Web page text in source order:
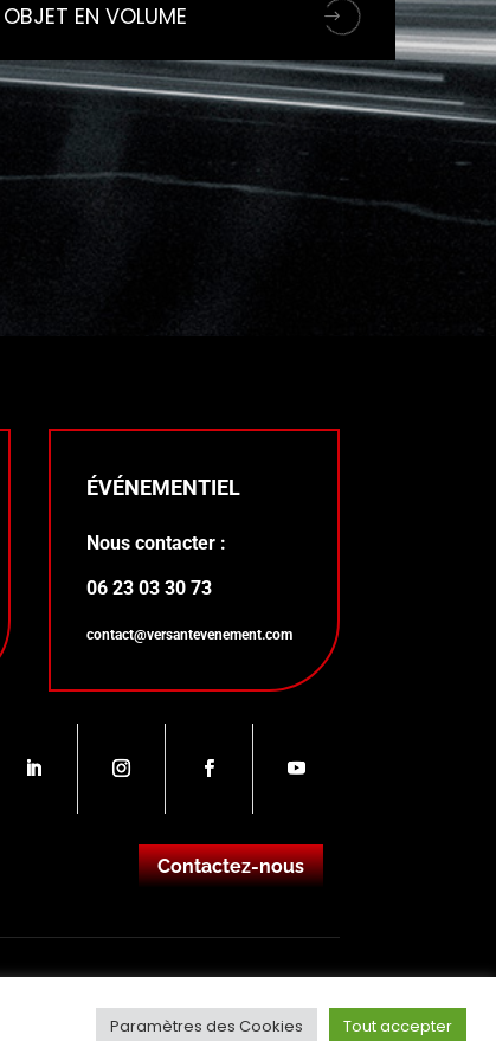
OBJET EN VOLUME
ÉVÉNEMENTIEL
Nous contacter :
06 23 03 30 73
contact@versantevenement.com
Contactez-nous
Paramètres des Cookies Tout accepter